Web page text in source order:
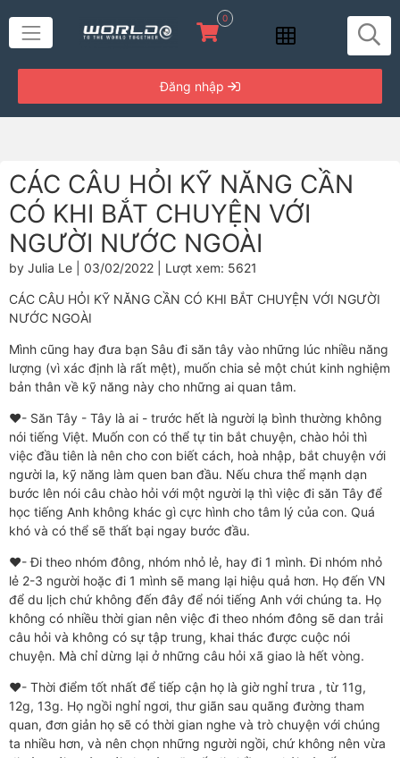
0
Đăng nhập
CÁC CÂU HỎI KỸ NĂNG CẦN
CÓ KHI BẮT CHUYỆN VỚI
NGƯỜI NƯỚC NGOÀI
by Julia Le | 03/02/2022 | Lượt xem: 5621
CÁC CÂU HỎI KỸ NĂNG CẦN CÓ KHI BẮT CHUYỆN VỚI NGƯỜI
NƯỚC NGOÀI
Mình cũng hay đưa bạn Sâu đi săn tây vào những lúc nhiều năng
lượng (vì xác định là rất mệt), muốn chia sẻ một chút kinh nghiệm
bản thân về kỹ năng này cho những ai quan tâm.
❤️- Săn Tây - Tây là ai - trước hết là người lạ bình thường không
nói tiếng Việt. Muốn con có thể tự tin bắt chuyện, chào hỏi thì
việc đầu tiên là nên cho con biết cách, hoà nhập, bắt chuyện với
người la, kỹ năng làm quen ban đầu. Nếu chưa thể mạnh dạn
bước lên nói câu chào hỏi với một người lạ thì việc đi săn Tây để
học tiếng Anh không khác gì cực hình cho tâm lý của con. Quá
khó và có thể sẽ thất bại ngay bước đầu.
❤️- Đi theo nhóm đông, nhóm nhỏ lẻ, hay đi 1 mình. Đi nhóm nhỏ
lẻ 2-3 người hoặc đi 1 mình sẽ mang lại hiệu quả hơn. Họ đến VN
để du lịch chứ không đến đây để nói tiếng Anh với chúng ta. Họ
không có nhiều thời gian nên việc đi theo nhóm đông sẽ dan trải
câu hỏi và không có sự tập trung, khai thác được cuộc nói
chuyện. Mà chỉ dừng lại ở những câu hỏi xã giao là hết vòng.
❤️- Thời điểm tốt nhất để tiếp cận họ là giờ nghỉ trưa , từ 11g,
12g, 13g. Họ ngồi nghỉ ngơi, thư giãn sau quãng đường tham
quan, đơn giản họ sẽ có thời gian nghe và trò chuyện với chúng
ta nhiều hơn, và nên chọn những người ngồi, chứ không nên vừa